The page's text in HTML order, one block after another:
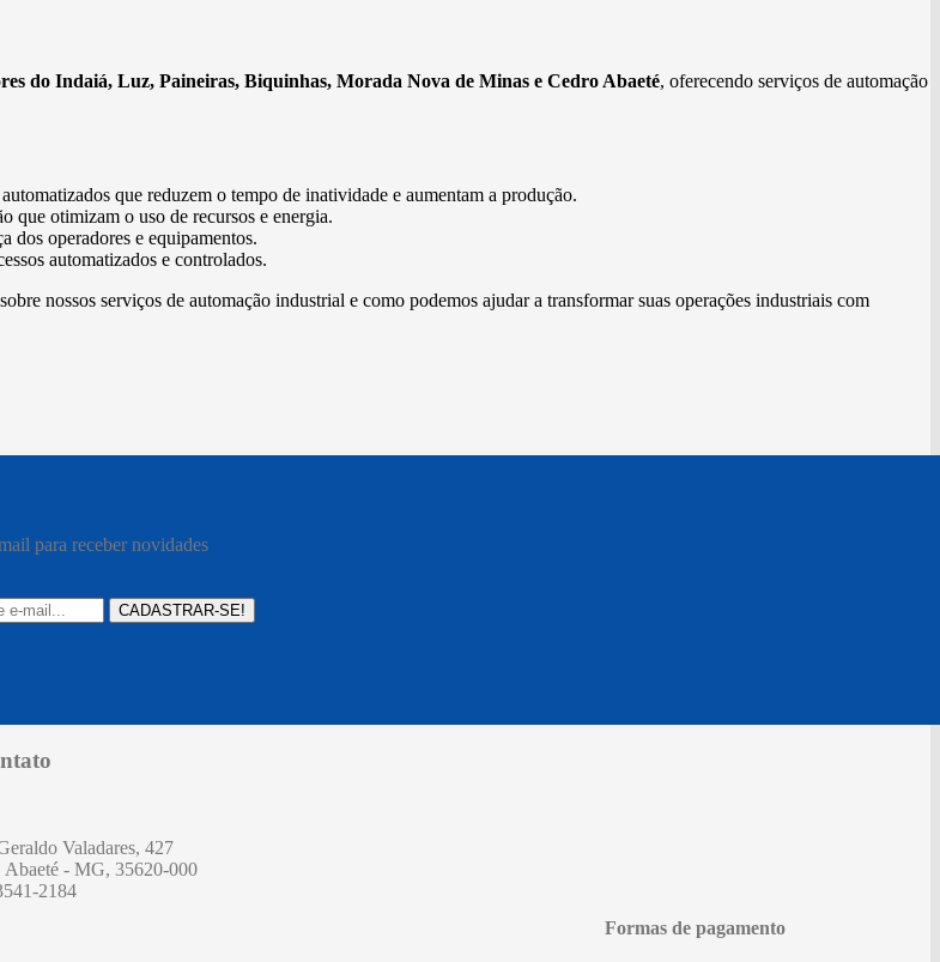
do Indaiá, Luz, Paineiras, Biquinhas, Morada Nova de Minas e Cedro Abaeté, oferecendo serviços de automação
que reduzem o tempo de inatividade e aumentam a produção.
que otimizam o uso de recursos e energia.
dos operadores e equipamentos.
automatizados e controlados.
nossos serviços de automação industrial e como podemos ajudar a transformar suas operações industriais com
para receber novidades
CADASTRAR-SE!
Valadares, 427
- MG, 35620-000
2184
Formas de pagamento